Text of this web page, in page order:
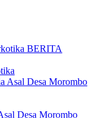
BERITA
Desa Morombo